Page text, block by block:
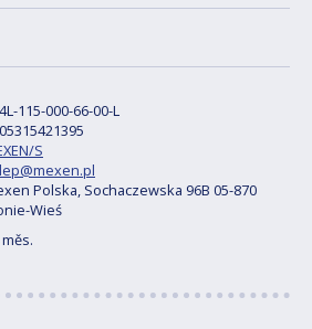
115-000-66-00-L
S
Polska, Sochaczewska 96B 05-870
Wieś